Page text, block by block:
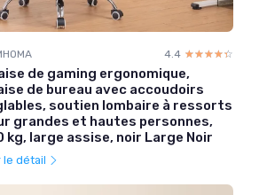
4.4 ☆☆☆☆☆
★★★★★
de gaming ergonomique,
de bureau avec accoudoirs
soutien lombaire à ressorts
grandes et hautes personnes,
kg, large assise, noir Large Noir
le détail